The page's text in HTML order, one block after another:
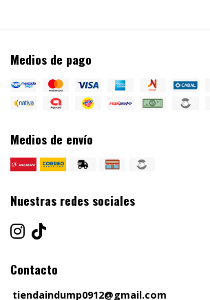
Medios de pago
Medios de envío
Nuestras redes sociales
Contacto
tiendaindump0912@gmail.com